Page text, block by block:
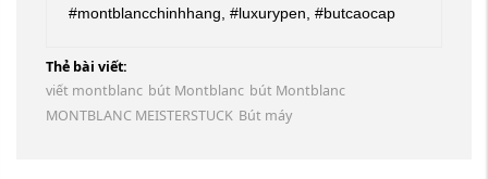
#montblancchinhhang, #luxurypen, #butcaocap
Thẻ bài viết:
viết montblanc bút Montblanc bút Montblanc
MONTBLANC MEISTERSTUCK Bút máy